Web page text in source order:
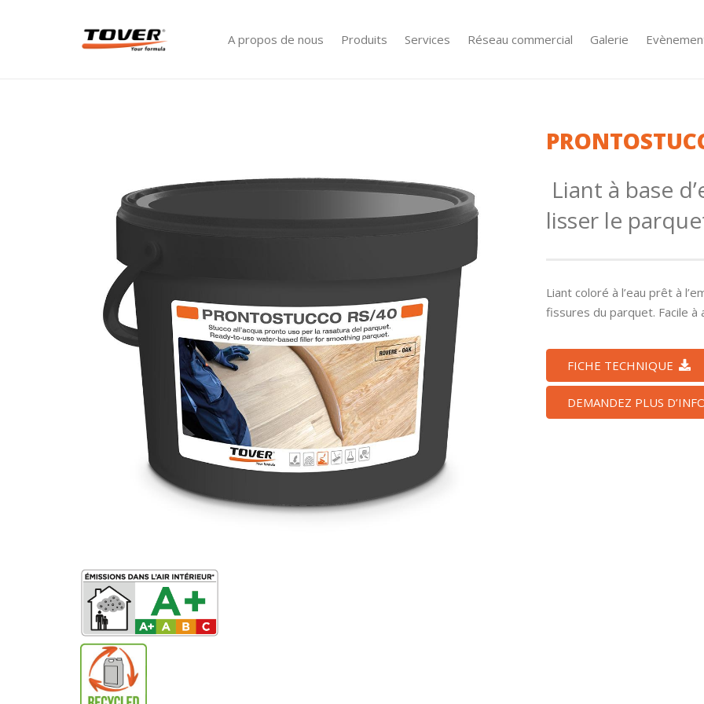
A propos de nous Produits Services Réseau commercial Galerie
Liant à base
lisser le
Liant coloré à l’eau prêt à
fissures du parquet. Facile à
FICHE TECHNIQUE
DEMANDEZ PLUS